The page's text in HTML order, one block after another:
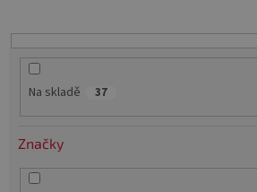
u
Na skladě 37
Značky